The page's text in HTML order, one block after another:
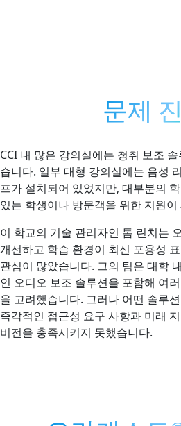
문제
CCI 내 많은 강의실에는 청취 보조
습니다. 일부 대형 강의실에는 음성
프가 설치되어 있었지만, 대부분의
있는 학생이나 방문객을 위한 지원
이 학교의 기술 관리자인 톰 린치는
개선하고 학습 환경이 최신 포용성
관심이 많았습니다. 그의 팀은 대학
인 오디오 보조 솔루션을 포함해 여
을 고려했습니다. 그러나 어떤 솔루
즉각적인 접근성 요구 사항과 미래
비전을 충족시키지 못했습니다.